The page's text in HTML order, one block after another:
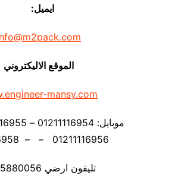
ايميل:
الموقع الاليكتروني
mansy.com
تليفون ارضي 0225880056